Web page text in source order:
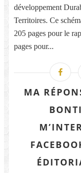
développement
Territoires. Ce
205 pages pour le
pages pour...
MA